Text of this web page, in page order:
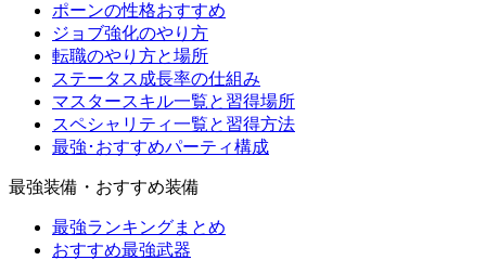
ポーンの性格おすすめ
ジョブ強化のやり方
転職のやり方と場所
ステータス成長率の仕組み
マスタースキル一覧と習得場所
スペシャリティ一覧と習得方法
最強･おすすめパーティ構成
最強装備・おすすめ装備
最強ランキングまとめ
おすすめ最強武器